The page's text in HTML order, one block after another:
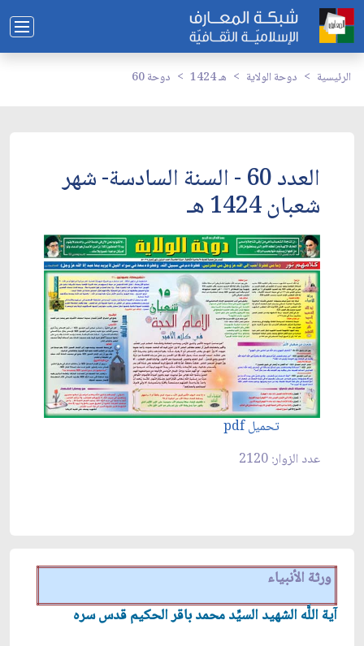
الرئيسية دوحة الولاية 1424 هـ دوحة 60
العدد 60 - السنة السادسة- شهر
شعبان 1424 هـ
تحميل pdf
عدد الزوار: 2120
ورثة الأنبياء
آية اللَّه الشهيد السيِّد محمد باقر الحكيم قدس سره